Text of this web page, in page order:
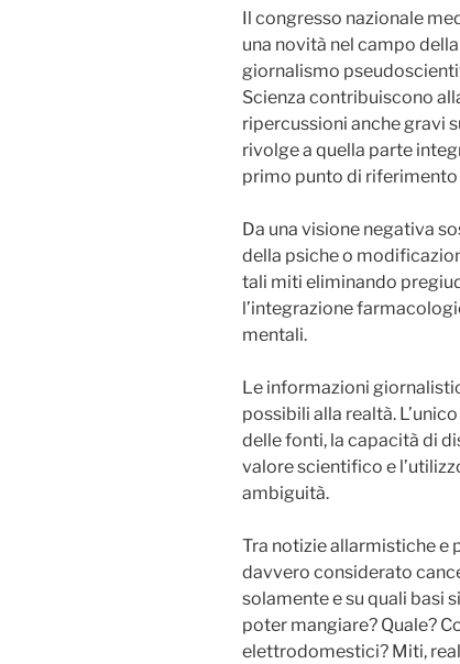
Il congresso nazionale
una novità nel campo
giornalismo
Scienza contribuiscono
ripercussioni anche gravi
rivolge a quella parte
primo punto di riferimento
Da una visione negativa
della psiche o
tali miti eliminando
l’integrazione
mentali.
Le informazioni
possibili alla realtà.
delle fonti, la capacità di
valore scientifico e
ambiguità.
Tra notizie allarmistiche e
davvero considerato
solamente e su quali basi
poter mangiare? Quale?
elettrodomestici? Miti,